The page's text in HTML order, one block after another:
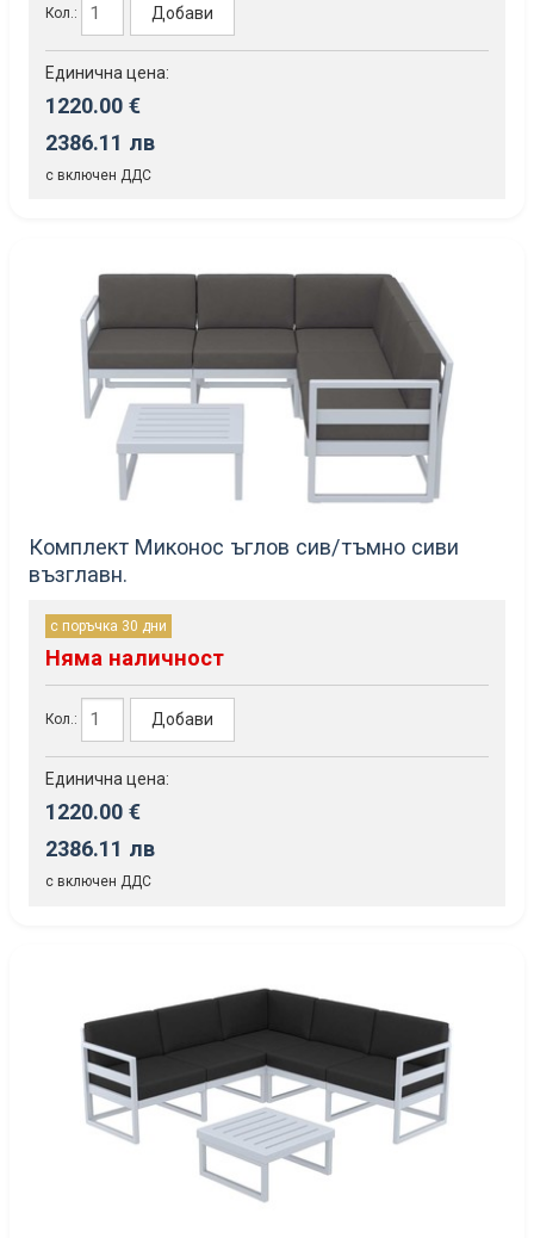
Кол.: Добави
Единична цена:
1220.00 €
2386.11 лв
с включен ДДС
Комплект Миконос ъглов сив/тъмно сиви
възглавн.
с поръчка 30 дни
Няма наличност
Кол.: Добави
Единична цена:
1220.00 €
2386.11 лв
с включен ДДС